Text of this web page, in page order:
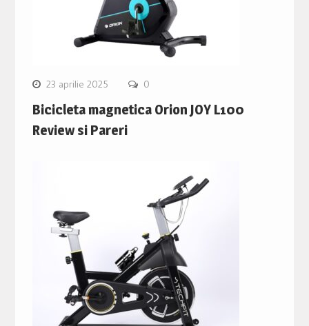
23 aprilie 2025 0
Bicicleta magnetica Orion JOY L100
Review si Pareri